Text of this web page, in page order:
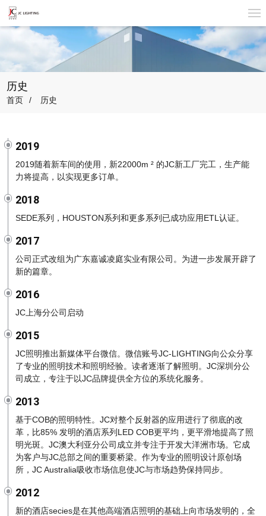
历史
首页 历史
2019
2019随着新车间的使用，新22000m ² 的JC新工厂完工，生产能
力将提高，以实现更多订单。
2018
SEDE系列，HOUSTON系列和更多系列已成功应用ETL认证。
2017
公司正式改组为广东嘉诚凌庭实业有限公司。为进一步发展开辟了
新的篇章。
2016
JC上海分公司启动
2015
JC照明推出新媒体平台微信。微信账号JC-LIGHTING向公众分享
了专业的照明技术和照明经验。读者逐渐了解照明。JC深圳分公
司成立，专注于以JC品牌提供全方位的系统化服务。
2013
基于COB的照明特性。JC对整个反射器的应用进行了彻底的改
革，比85% 发明的酒店系列LED COB更平均，更平滑地提高了照
明光斑。JC澳大利亚分公司成立并专注于开发大洋洲市场。它成
为客户与JC总部之间的重要桥梁。作为专业的照明设计原创场
所，JC Australia吸收市场信息使JC与市场趋势保持同步。
2012
新的酒店secies是在其他高端酒店照明的基础上向市场发明的，全